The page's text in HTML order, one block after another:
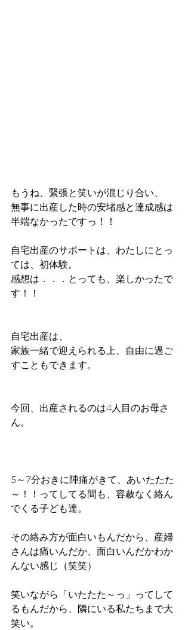
もうね、緊張と笑いが混じり合い、
無事に出産した時の安堵感と達成感は
半端なかったですっ！！
自宅出産のサポートは、わたしにとっ
ては、初体験。
感想は．．．とっても、楽しかったで
す！！
自宅出産は、
家族一緒で迎えられる上、自由に過ご
すこともできます。
今回、出産されるのは4人目のお母さ
ん。
5～7分おきに陣痛がきて、あいたたた
～！！ってしてる間も、容赦なく絡ん
でくる子ども達。
その絡み方が面白いもんだから、産婦
さんは痛いんだか、面白いんだかわか
んない感じ（笑笑）
笑いながら「いたたた～っ」ってして
るもんだから、隣にいる私たちまで大
笑い。